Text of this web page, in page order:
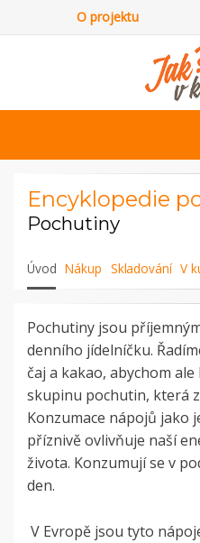
O projektu
Encyklopedie
Pochutiny
Úvod Nákup Skladování V
Pochutiny jsou
denního jídelníčku.
čaj a kakao, abychom
skupinu pochutin, která
Konzumace nápojů jako
příznivě ovlivňuje naší
života. Konzumují se v
den.
V Evropě jsou tyto